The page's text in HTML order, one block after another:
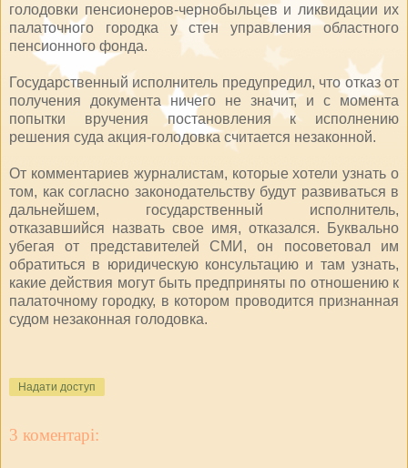
голодовки пенсионеров-чернобыльцев и ликвидации их
палаточного городка у стен управления областного
пенсионного фонда.
Государственный исполнитель предупредил, что отказ от
получения документа ничего не значит, и с момента
попытки вручения постановления к исполнению
решения суда акция-голодовка считается незаконной.
От комментариев журналистам, которые хотели узнать о
том, как согласно законодательству будут развиваться в
дальнейшем, государственный исполнитель,
отказавшийся назвать свое имя, отказался. Буквально
убегая от представителей СМИ, он посоветовал им
обратиться в юридическую консультацию и там узнать,
какие действия могут быть предприняты по отношению к
палаточному городку, в котором проводится признанная
судом незаконная голодовка.
Надати доступ
3 коментарі: